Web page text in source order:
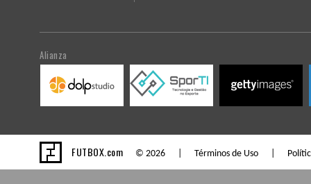
Alianza
FUTBOX.com © 2026 | Términos de Uso